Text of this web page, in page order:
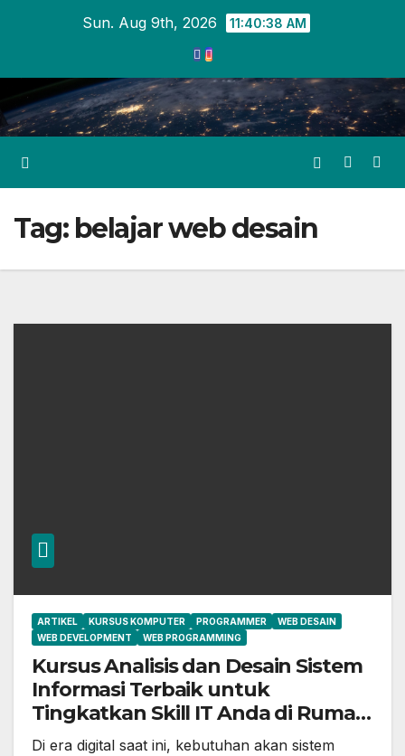
Sun. Aug 9th, 2026 11:40:39 AM
Tag: belajar web desain
ARTIKEL KURSUS KOMPUTER PROGRAMMER
WEB DESAIN
WEB DEVELOPMENT
WEB PROGRAMMING
Kursus Analisis dan Desain Sistem
Informasi Terbaik untuk
Tingkatkan Skill IT Anda di Rumah
belajar komputer ymii cileungsi
Di era digital saat ini, kebutuhan akan sistem